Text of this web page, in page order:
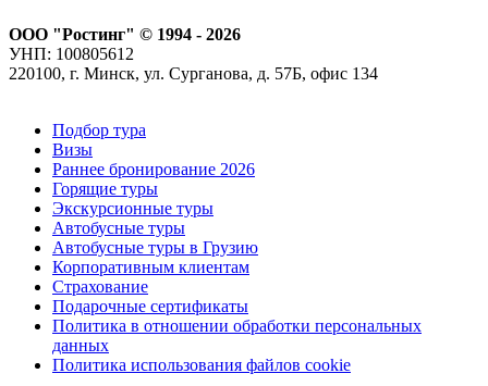
ООО "Ростинг" © 1994 - 2026
УНП: 100805612
220100, г. Минск, ул. Сурганова, д. 57Б, офис 134
Подбор тура
Визы
Раннее бронирование 2026
Горящие туры
Экскурсионные туры
Автобусные туры
Автобусные туры в Грузию
Корпоративным клиентам
Страхование
Подарочные сертификаты
Политика в отношении обработки персональных
данных
Политика использования файлов cookie